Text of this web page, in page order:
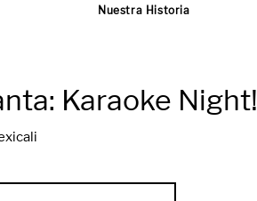
Nuestra Historia
Karaoke Night!